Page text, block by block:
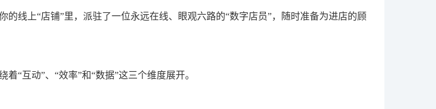
的线上“店铺”里，派驻了一位永远在线、眼观六路的“数字店员”，随时准备为进店的顾
“互动”、“效率”和“数据”这三个维度展开。